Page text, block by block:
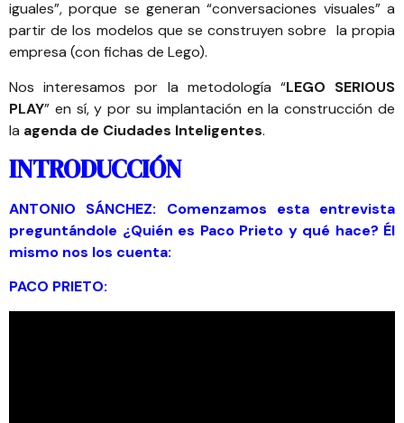
iguales”, porque se generan “conversaciones visuales” a
partir de los modelos que se construyen sobre la propia
empresa (con fichas de Lego).
Nos interesamos por la metodología “LEGO SERIOUS
PLAY” en sí, y por su implantación en la construcción de
la agenda de Ciudades Inteligentes.
INTRODUCCIÓN
ANTONIO SÁNCHEZ: Comenzamos esta entrevista
preguntándole ¿Quién es Paco Prieto y qué hace? Él
mismo nos los cuenta:
PACO PRIETO: